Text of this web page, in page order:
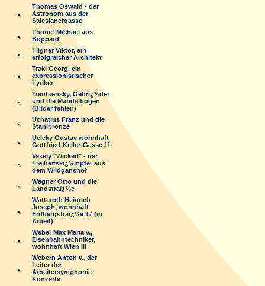
Thomas Oswald - der
Astronom aus der
Salesianergasse
Thonet Michael aus
Boppard
Tilgner Viktor, ein
erfolgreicher Architekt
Trakl Georg, ein
expressionistischer
Lyriker
Trentsensky, Gebrï¿½der
und die Mandelbogen
(Bilder fehlen)
Uchatius Franz und die
Stahlbronze
Ucicky Gustav wohnhaft
Gottfried-Keller-Gasse 11
Vesely "Wickerl" - der
Freiheitskï¿½mpfer aus
dem Wildganshof
Wagner Otto und die
Landstraï¿½e
Watteroth Heinrich
Joseph, wohnhaft
Erdbergstraï¿½e 17 (in
Arbeit)
Weber Max Maria v.,
Eisenbahntechniker,
wohnhaft Wien III
Webern Anton v., der
Leiter der
Arbeitersymphonie-
Konzerte